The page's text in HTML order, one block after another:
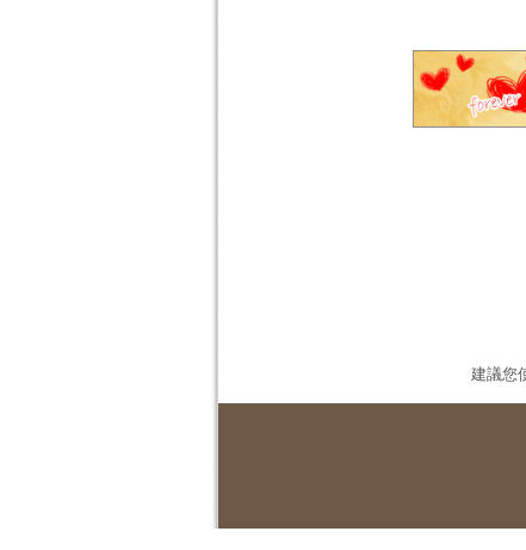
建議您